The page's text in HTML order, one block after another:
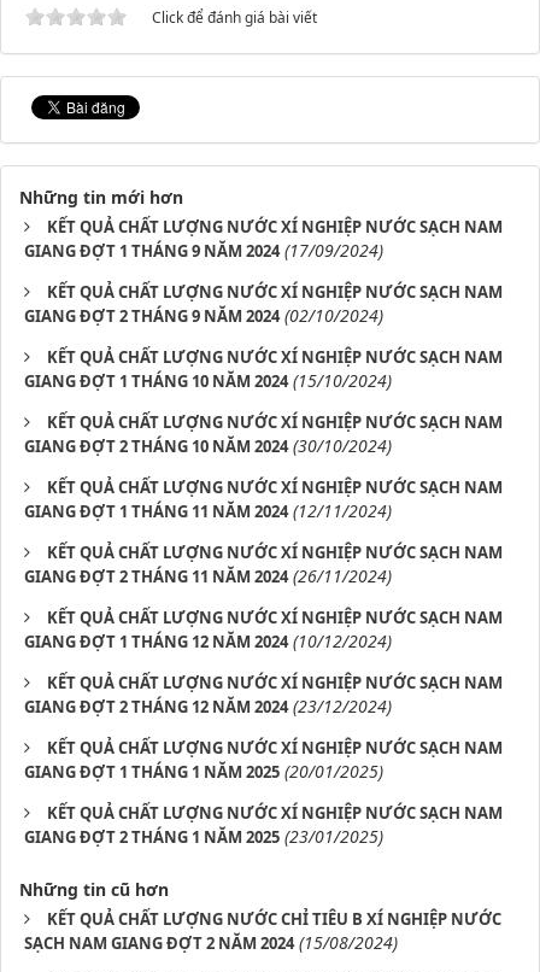
Click để đánh giá bài viết
Những tin mới hơn
KẾT QUẢ CHẤT LƯỢNG NƯỚC XÍ NGHIỆP NƯỚC SẠCH NAM
GIANG ĐỢT 1 THÁNG 9 NĂM 2024 (17/09/2024)
KẾT QUẢ CHẤT LƯỢNG NƯỚC XÍ NGHIỆP NƯỚC SẠCH NAM
GIANG ĐỢT 2 THÁNG 9 NĂM 2024 (02/10/2024)
KẾT QUẢ CHẤT LƯỢNG NƯỚC XÍ NGHIỆP NƯỚC SẠCH NAM
GIANG ĐỢT 1 THÁNG 10 NĂM 2024 (15/10/2024)
KẾT QUẢ CHẤT LƯỢNG NƯỚC XÍ NGHIỆP NƯỚC SẠCH NAM
GIANG ĐỢT 2 THÁNG 10 NĂM 2024 (30/10/2024)
KẾT QUẢ CHẤT LƯỢNG NƯỚC XÍ NGHIỆP NƯỚC SẠCH NAM
GIANG ĐỢT 1 THÁNG 11 NĂM 2024 (12/11/2024)
KẾT QUẢ CHẤT LƯỢNG NƯỚC XÍ NGHIỆP NƯỚC SẠCH NAM
GIANG ĐỢT 2 THÁNG 11 NĂM 2024 (26/11/2024)
KẾT QUẢ CHẤT LƯỢNG NƯỚC XÍ NGHIỆP NƯỚC SẠCH NAM
GIANG ĐỢT 1 THÁNG 12 NĂM 2024 (10/12/2024)
KẾT QUẢ CHẤT LƯỢNG NƯỚC XÍ NGHIỆP NƯỚC SẠCH NAM
GIANG ĐỢT 2 THÁNG 12 NĂM 2024 (23/12/2024)
KẾT QUẢ CHẤT LƯỢNG NƯỚC XÍ NGHIỆP NƯỚC SẠCH NAM
GIANG ĐỢT 1 THÁNG 1 NĂM 2025 (20/01/2025)
KẾT QUẢ CHẤT LƯỢNG NƯỚC XÍ NGHIỆP NƯỚC SẠCH NAM
GIANG ĐỢT 2 THÁNG 1 NĂM 2025 (23/01/2025)
Những tin cũ hơn
KẾT QUẢ CHẤT LƯỢNG NƯỚC CHỈ TIÊU B XÍ NGHIỆP NƯỚC
SẠCH NAM GIANG ĐỢT 2 NĂM 2024 (15/08/2024)